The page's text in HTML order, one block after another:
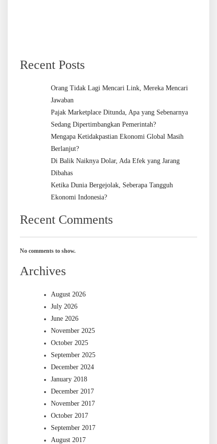
Recent Posts
Orang Tidak Lagi Mencari Link, Mereka Mencari
Jawaban
Pajak Marketplace Ditunda, Apa yang Sebenarnya
Sedang Dipertimbangkan Pemerintah?
Mengapa Ketidakpastian Ekonomi Global Masih
Berlanjut?
Di Balik Naiknya Dolar, Ada Efek yang Jarang
Dibahas
Ketika Dunia Bergejolak, Seberapa Tangguh
Ekonomi Indonesia?
Recent Comments
No comments to show.
Archives
August 2026
July 2026
June 2026
November 2025
October 2025
September 2025
December 2024
January 2018
December 2017
November 2017
October 2017
September 2017
August 2017